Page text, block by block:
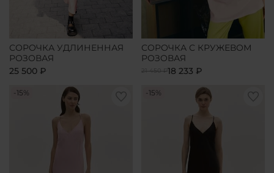
СОРОЧКА УДЛИНЕННАЯ
РОЗОВАЯ
25 500 ₽
СОРОЧКА С КРУЖЕВОМ
РОЗОВАЯ
21 450 ₽18 233 ₽
-15% -15%